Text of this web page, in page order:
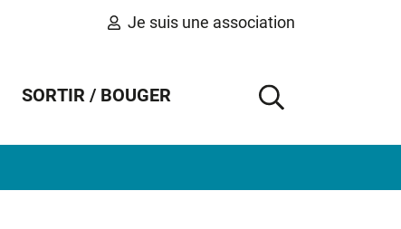
Je suis une association
SORTIR / BOUGER
AFFICHER